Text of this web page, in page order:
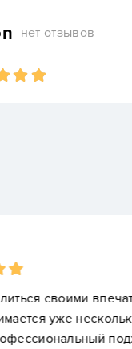
нет отзывов
о школе
С первого дня
Екатерины и